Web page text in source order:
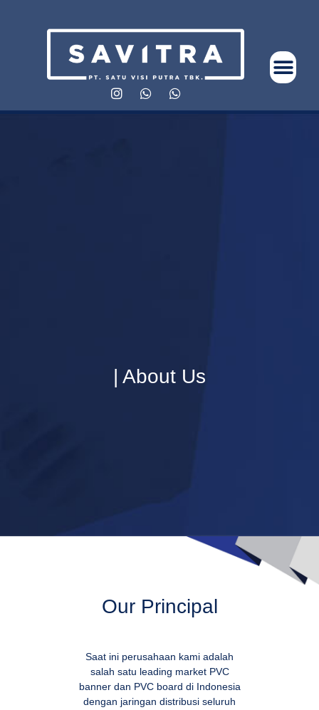
| About Us
Our Principal
Saat ini perusahaan kami adalah
salah satu leading market PVC
banner dan PVC board di Indonesia
dengan jaringan distribusi seluruh